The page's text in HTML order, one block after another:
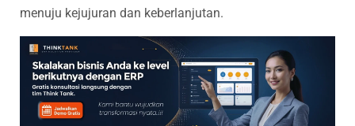
menuju kejujuran dan keberlanjutan.